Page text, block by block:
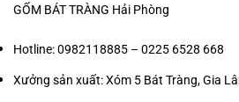
GỐM BÁT TRÀNG Hải Phòng
Hotline: 0982118885 – 0225 6528 668
Xưởng sản xuất: Xóm 5 Bát Tràng, Gia